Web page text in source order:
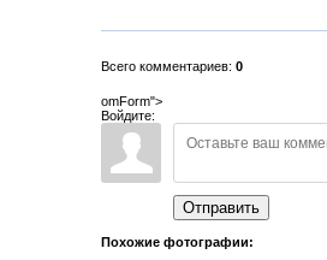
Всего комментариев: 0
omForm">
Войдите:
Отправить
Похожие фотографии: